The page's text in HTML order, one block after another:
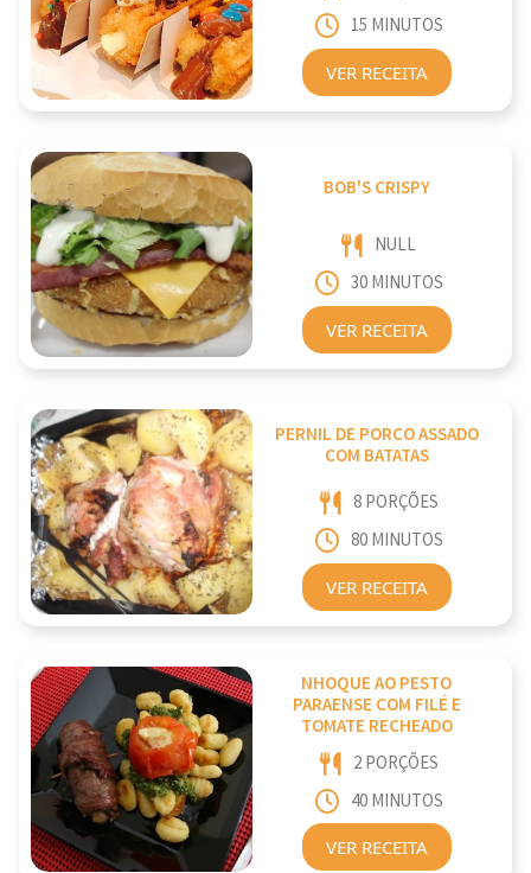
15 MINUTOS
VER RECEITA
BOB'S CRISPY
NULL
30 MINUTOS
VER RECEITA
PERNIL DE PORCO ASSADO
COM BATATAS
8 PORÇÕES
80 MINUTOS
VER RECEITA
NHOQUE AO PESTO
PARAENSE COM FILÉ E
TOMATE RECHEADO
2 PORÇÕES
40 MINUTOS
VER RECEITA